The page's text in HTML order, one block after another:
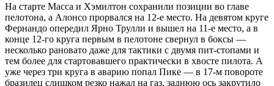
На старте Масса и Хэмилтон сохранили позиции во главе
пелотона, а Алонсо прорвался на 12-е место. На девятом круге
Фернандо опередил Ярно Трулли и вышел на 11-е место, а в
конце 12-го круга первым в пелотоне свернул в боксы —
несколько рановато даже для тактики с двумя пит-стопами и
тем более для стартовавшего практически в хвосте пилота. А
уже через три круга в аварию попал Пике — в 17-м повороте
бразилец слишком резко нажал на газ, заднюю ось закрутило